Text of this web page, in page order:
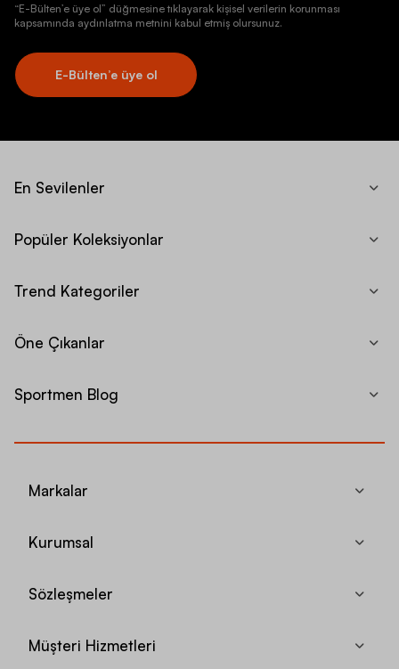
“E-Bülten’e üye ol” düğmesine tıklayarak kişisel verilerin korunması
kapsamında aydınlatma metnini kabul etmiş olursunuz.
E-Bülten’e üye ol
En Sevilenler
Popüler Koleksiyonlar
Trend Kategoriler
Öne Çıkanlar
Sportmen Blog
Markalar
Kurumsal
Sözleşmeler
Müşteri Hizmetleri